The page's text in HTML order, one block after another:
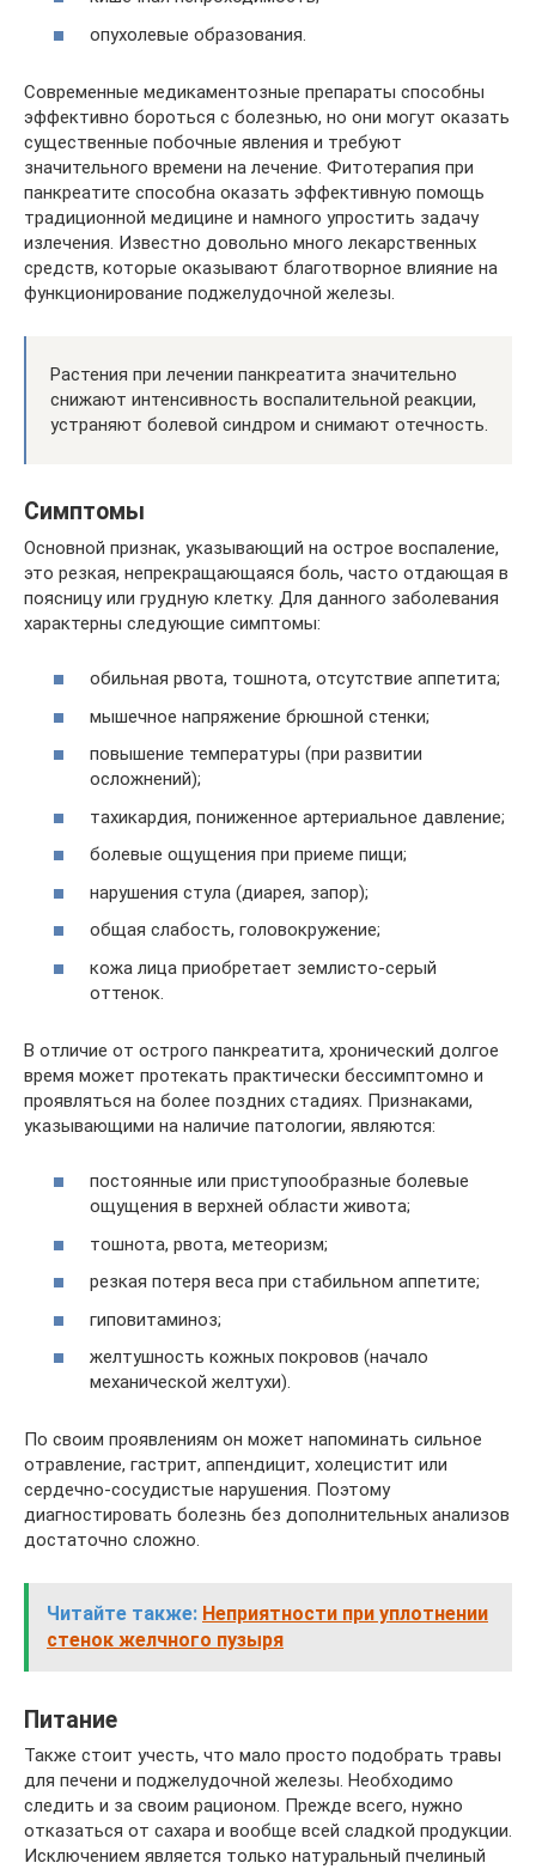
опухолевые образования.
Современные медикаментозные препараты способны
эффективно бороться с болезнью, но они могут оказать
существенные побочные явления и требуют
значительного времени на лечение. Фитотерапия при
панкреатите способна оказать эффективную помощь
традиционной медицине и намного упростить задачу
излечения. Известно довольно много лекарственных
средств, которые оказывают благотворное влияние на
функционирование поджелудочной железы.
Растения при лечении панкреатита значительно
снижают интенсивность воспалительной реакции,
устраняют болевой синдром и снимают отечность.
Симптомы
Основной признак, указывающий на острое воспаление,
это резкая, непрекращающаяся боль, часто отдающая в
поясницу или грудную клетку. Для данного заболевания
характерны следующие симптомы:
обильная рвота, тошнота, отсутствие аппетита;
мышечное напряжение брюшной стенки;
повышение температуры (при развитии
осложнений);
тахикардия, пониженное артериальное давление;
болевые ощущения при приеме пищи;
нарушения стула (диарея, запор);
общая слабость, головокружение;
кожа лица приобретает землисто-серый
оттенок.
В отличие от острого панкреатита, хронический долгое
время может протекать практически бессимптомно и
проявляться на более поздних стадиях. Признаками,
указывающими на наличие патологии, являются:
постоянные или приступообразные болевые
ощущения в верхней области живота;
тошнота, рвота, метеоризм;
резкая потеря веса при стабильном аппетите;
гиповитаминоз;
желтушность кожных покровов (начало
механической желтухи).
По своим проявлениям он может напоминать сильное
отравление, гастрит, аппендицит, холецистит или
сердечно-сосудистые нарушения. Поэтому
диагностировать болезнь без дополнительных анализов
достаточно сложно.
Читайте также: Неприятности при уплотнении
стенок желчного пузыря
Питание
Также стоит учесть, что мало просто подобрать травы
для печени и поджелудочной железы. Необходимо
следить и за своим рационом. Прежде всего, нужно
отказаться от сахара и вообще всей сладкой продукции.
Исключением является только натуральный пчелиный